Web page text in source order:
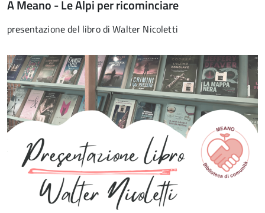
A Meano - Le Alpi per ricominciare
presentazione del libro di Walter Nicoletti